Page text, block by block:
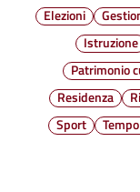
Elezioni
Istruzione
Patrimonio
Residenza
Sport